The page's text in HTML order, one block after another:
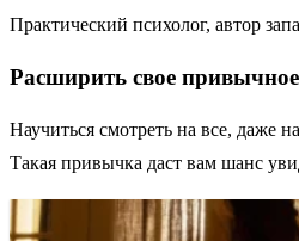
Практический психолог, автор
Расширить свое
Научиться смотреть на все, даже
Такая привычка даст вам шанс